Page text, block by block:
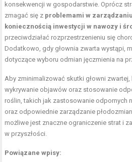
konsekwencji w gospodarstwie. Oprócz
zmagać się z problemami w
koniecznością inwestycji w nawozy i
przeciwdziałać rozprzestrzenieniu się
Dodatkowo, gdy głownia zwarta wystąpi,
dotyczące wyboru odmian jęczmienia na
Aby zminimalizować skutki głowni
wykrywanie objawów oraz stosowanie
roślin, takich jak zastosowanie odpornych
oraz odpowiednie zarządzanie
możliwe jest znaczne ograniczenie strat i
w przyszłości.
Powiązane wpisy: